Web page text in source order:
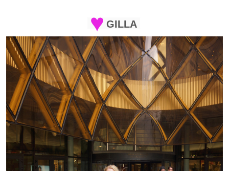
GILLA